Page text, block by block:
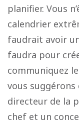
planifier. Vous
calendrier
faudrait avoir
faudra pour
communiquez
vous suggérons
directeur de la
chef et un